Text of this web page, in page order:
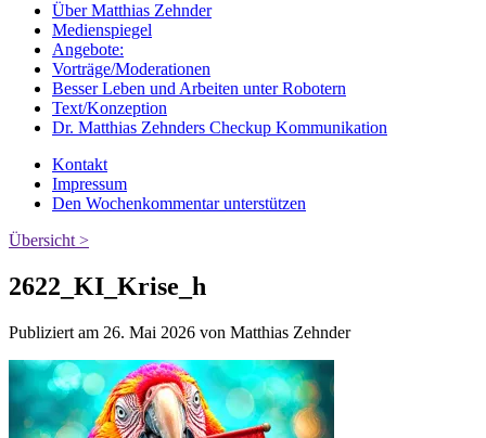
Über Matthias Zehnder
Medienspiegel
Angebote:
Vorträge/Moderationen
Besser Leben und Arbeiten unter Robotern
Text/Konzeption
Dr. Matthias Zehnders Checkup Kommunikation
Kontakt
Impressum
Den Wochenkommentar unterstützen
Übersicht >
2622_KI_Krise_h
Publiziert am 26. Mai 2026 von Matthias Zehnder